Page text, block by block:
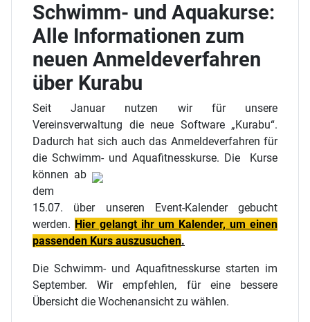
Schwimm- und Aquakurse:
Alle Informationen zum
neuen Anmeldeverfahren
über Kurabu
Seit Januar nutzen wir für unsere
Vereinsverwaltung die neue Software „Kurabu“.
Dadurch hat sich auch das Anmeldeverfahren für
die Schwimm- und Aquafitnesskurse. Die Kurse
können ab
dem
15.07. über unseren Event-Kalender gebucht
werden. Hier gelangt ihr um Kalender, um einen
passenden Kurs auszusuchen.
Die Schwimm- und Aquafitnesskurse starten im
September. Wir empfehlen, für eine bessere
Übersicht die Wochenansicht zu wählen.